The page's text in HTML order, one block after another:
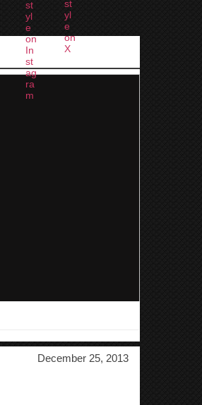
December 25, 2013